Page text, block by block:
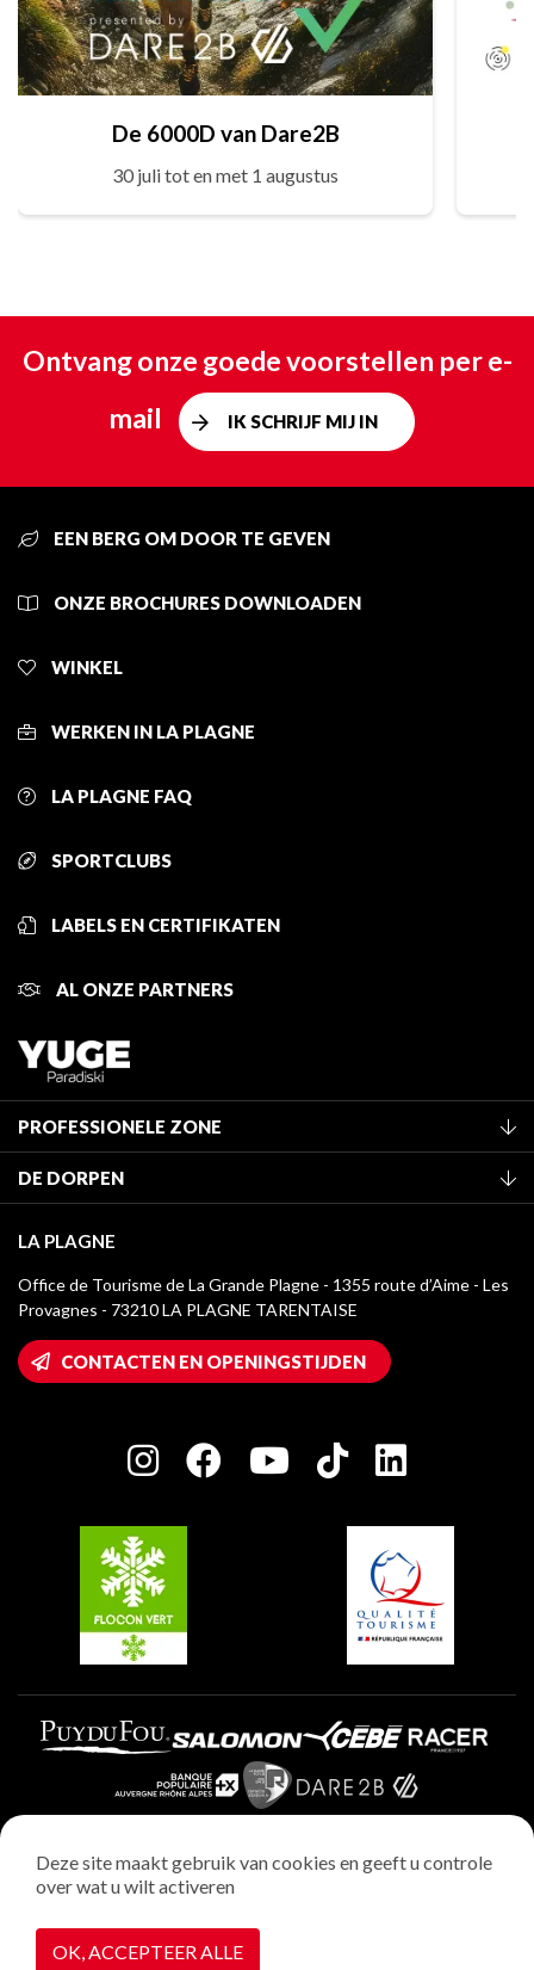
De 6000D van Dare2B
30 juli tot en met 1 augustus
Ontvang onze goede voorstellen per e-
mail
IK SCHRIJF MIJ IN
EEN BERG OM DOOR TE GEVEN
ONZE BROCHURES DOWNLOADEN
WINKEL
WERKEN IN LA PLAGNE
LA PLAGNE FAQ
SPORTCLUBS
LABELS EN CERTIFIKATEN
AL ONZE PARTNERS
PROFESSIONELE ZONE
Classificatie van de gemeubileerde accommodaties
Verblijfstaks
Mediatheek
La Plagne logo's
Wifi toegang
Huis van de eigenaar
Charter van toegewijde spelers
DE DORPEN
Montchavin - Les Coches
Champagny-en-Vanoise
Plagne 1800
Plagne Villages
Plagne Aime 2000
LA PLAGNE
Office de Tourisme de La Grande Plagne - 1355 route d’Aime - Les
Provagnes - 73210 LA PLAGNE TARENTAISE
CONTACTEN EN OPENINGSTIJDEN
Wettelijke vermeldingen
Privacybeleid
Realisatie : StudioJuillet
Deze site maakt gebruik van cookies en geeft u controle
over wat u wilt activeren
OK, ACCEPTEER ALLE